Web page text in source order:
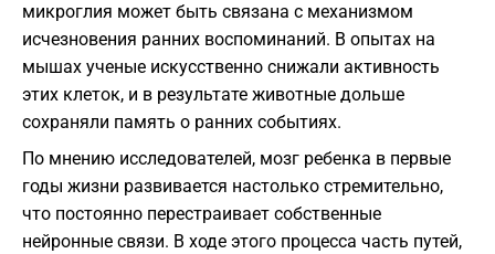
микроглия может быть связана с механизмом
исчезновения ранних воспоминаний. В опытах на
мышах ученые искусственно снижали активность
этих клеток, и в результате животные дольше
сохраняли память о ранних событиях.
По мнению исследователей, мозг ребенка в первые
годы жизни развивается настолько стремительно,
что постоянно перестраивает собственные
нейронные связи. В ходе этого процесса часть путей,